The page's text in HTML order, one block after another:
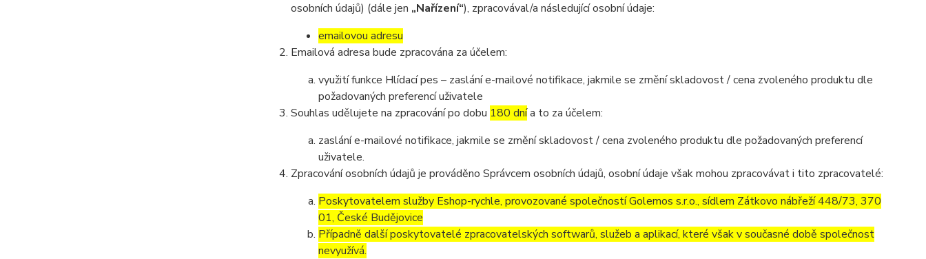
osobních údajů) (dále jen „Nařízení“), zpracovával/a následující osobní údaje:
emailovou adresu
Emailová adresa bude zpracována za účelem:
využití funkce Hlídací pes – zaslání e-mailové notifikace, jakmile se změní skladovost / cena zvoleného produktu dle
požadovaných preferencí uživatele
Souhlas udělujete na zpracování po dobu 180 dnía to za účelem:
zaslání e-mailové notifikace, jakmile se změní skladovost / cena zvoleného produktu dle požadovaných preferencí
uživatele.
Zpracování osobních údajů je prováděno Správcem osobních údajů, osobní údaje však mohou zpracovávat i tito zpracovatelé:
Poskytovatelem služby Eshop-rychle, provozované společností Golemos s.r.o., sídlem Zátkovo nábřeží 448/73, 370
01, České Budějovice
Případně další poskytovatelé zpracovatelských softwarů, služeb a aplikací, které však v současné době společnost
nevyužívá.